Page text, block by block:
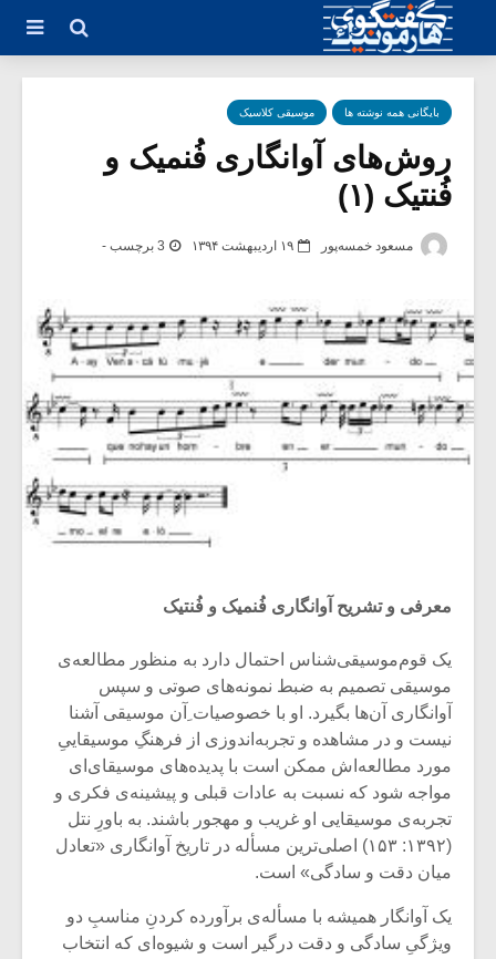
بایگانی همه نوشته ها موسیقی کلاسیک
روش‌های آوانگاری فُنمیک و
فُنتیک (۱)
مسعود خمسه‌پور ۱۹ اردیبهشت ۱۳۹۴ 3 برچسب -
معرفی و تشریح آوانگاری فُنمیک و فُنتیک
یک قوم‌موسیقی‌شناس احتمال دارد به منظور مطالعه‌ی
موسیقی تصمیم به ضبط نمونه‌های صوتی و سپس
آوانگاری آن‌ها بگیرد. او با خصوصیات ِآن موسیقی آشنا
نیست و در مشاهده و تجربه‌اندوزی از فرهنگِ موسیقاییِ
مورد مطالعه‌اش ممکن است با پدیده‌های موسیقای‌ای
مواجه شود که نسبت به عادات قبلی و پیشینه‌ی فکری و
تجربه‌ی موسیقایی او غریب و مهجور باشند. به باورِ نتل
(۱۳۹۲: ۱۵۳) اصلی‌ترین مسأله در تاریخ آوانگاری «تعادل
میان دقت و سادگی» است.
یک آوانگار همیشه با مسأله‌ی برآورده کردنِ مناسبِ دو
ویژگیِ سادگی و دقت درگیر است و شیوه‌ای که انتخاب